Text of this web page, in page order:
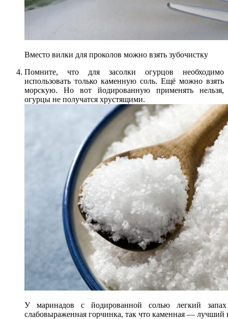
Вместо вилки для проколов можно взять зубочистку
Помните, что для засолки огурцов необходимо
использовать только каменную соль. Ещё можно взять
морскую. Но вот йодированную применять нельзя,
огурцы не получатся хрустящими.
У маринадов с йодированной солью легкий
слабовыраженная горчинка, так что каменная — лучший